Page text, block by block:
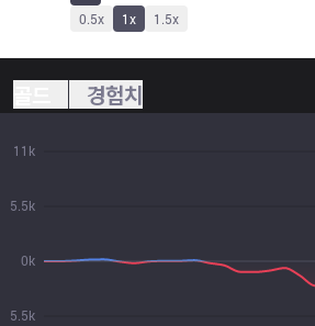
0.5x 1x 1.5x
경험치
5.5k
0k
5.5k
11k